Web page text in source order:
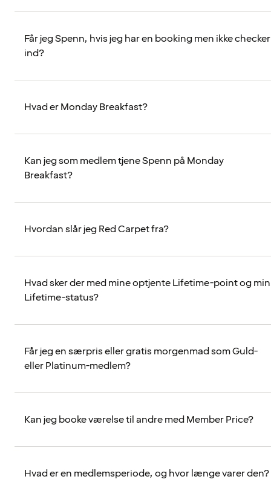
Får jeg Spenn, hvis jeg har en booking men ikke checker
ind?
Hvad er Monday Breakfast?
Kan jeg som medlem tjene Spenn på Monday
Breakfast?
Hvordan slår jeg Red Carpet fra?
Hvad sker der med mine optjente Lifetime-point og min
Lifetime-status?
Får jeg en særpris eller gratis morgenmad som Guld-
eller Platinum-medlem?
Kan jeg booke værelse til andre med Member Price?
Hvad er en medlemsperiode, og hvor længe varer den?